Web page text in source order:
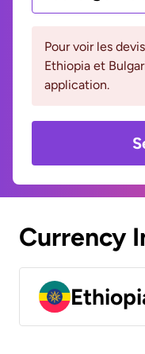
Pour voir les
Ethiopia et
application.
Currency